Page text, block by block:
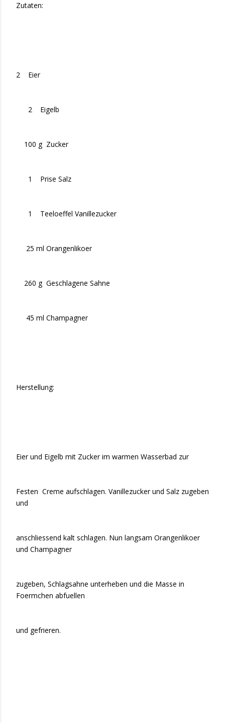
Zutaten:
2 Eier
2 Eigelb
100 g Zucker
1 Prise Salz
1 Teeloeffel Vanillezucker
25 ml Orangenlikoer
260 g Geschlagene Sahne
45 ml Champagner
Herstellung:
Eier und Eigelb mit Zucker im warmen Wasserbad zur
Festen Creme aufschlagen. Vanillezucker und Salz zugeben
und
anschliessend kalt schlagen. Nun langsam Orangenlikoer
und Champagner
zugeben, Schlagsahne unterheben und die Masse in
Foermchen abfuellen
und gefrieren.